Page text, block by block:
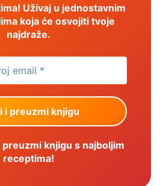
Uživaj u jednostavnim
koja će osvojiti tvoje
najdraže.
knjigu s najboljim
receptima!